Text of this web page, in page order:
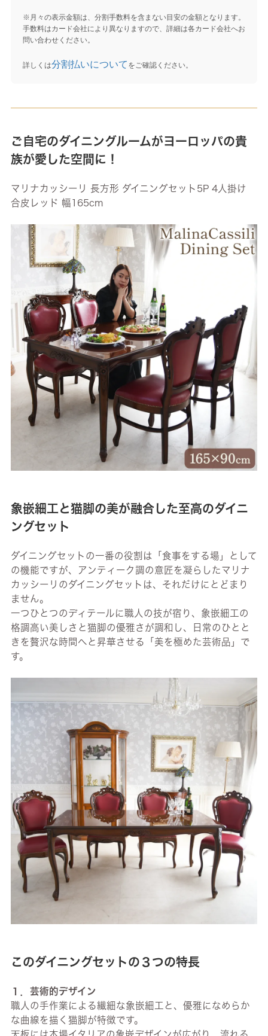
※月々の表示金額は、分割手数料を含まない目安の金額となります。
手数料はカード会社により異なりますので、詳細は各カード会社へお
問い合わせください。
詳しくは分割払いについて をご確認ください。
ご自宅のダイニングルームがヨーロッパの貴
族が愛した空間に！
マリナカッシーリ 長方形 ダイニングセット5P 4人掛け
合皮レッド 幅165cm
象嵌細工と猫脚の美が融合した至高のダイニ
ングセット
ダイニングセットの一番の役割は「食事をする場」として
の機能ですが、アンティーク調の意匠を凝らしたマリナ
カッシーリのダイニングセットは、それだけにとどまり
ません。
一つひとつのディテールに職人の技が宿り、象嵌細工の
格調高い美しさと猫脚の優雅さが調和し、日常のひとと
きを贅沢な時間へと昇華させる「美を極めた芸術品」で
す。
このダイニングセットの３つの特長
１．芸術的デザイン
職人の手作業による繊細な象嵌細工と、優雅になめらか
な曲線を描く猫脚が特徴です。